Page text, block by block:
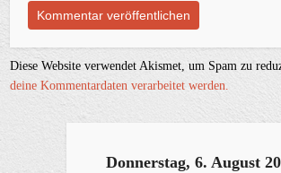
Diese Website verwendet Akismet, um Spam zu
deine Kommentardaten verarbeitet werden.
Donnerstag, 6. August